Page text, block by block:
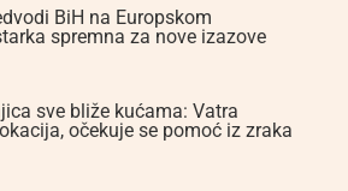
BiH na Europskom
spremna za nove izazove
sve bliže kućama: Vatra
očekuje se pomoć iz zraka